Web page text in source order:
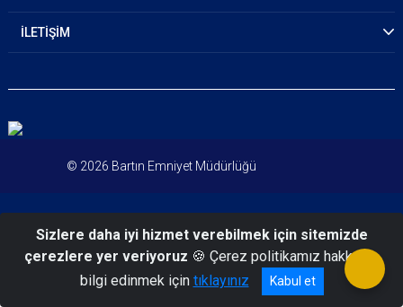
İLETİŞİM
© 2026 Bartın Emniyet Müdürlüğü
Sizlere daha iyi hizmet verebilmek için sitemizde
çerezlere yer veriyoruz 🍪 Çerez politikamız hakkında
bilgi edinmek için tıklayınız Kabul et